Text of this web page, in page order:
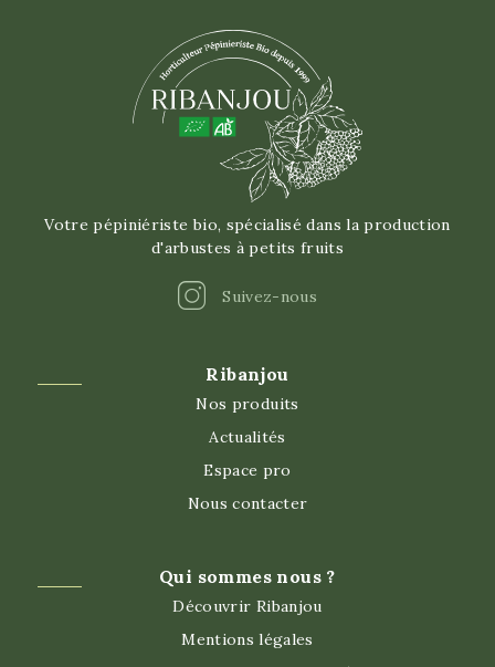
Votre pépiniériste bio, spécialisé dans la production
d'arbustes à petits fruits
Suivez-nous
Instagram
Ribanjou
Nos produits
Actualités
Espace pro
Nous contacter
Qui sommes nous ?
Découvrir Ribanjou
Mentions légales